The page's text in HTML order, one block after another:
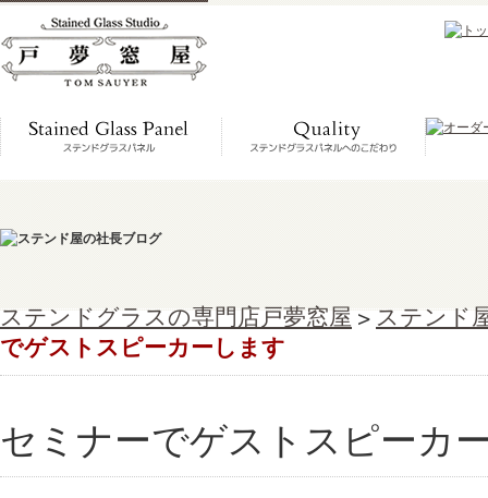
ステンドグラスの専門店戸夢窓屋 > ステンド
でゲストスピーカーします
セミナーでゲストスピーカ